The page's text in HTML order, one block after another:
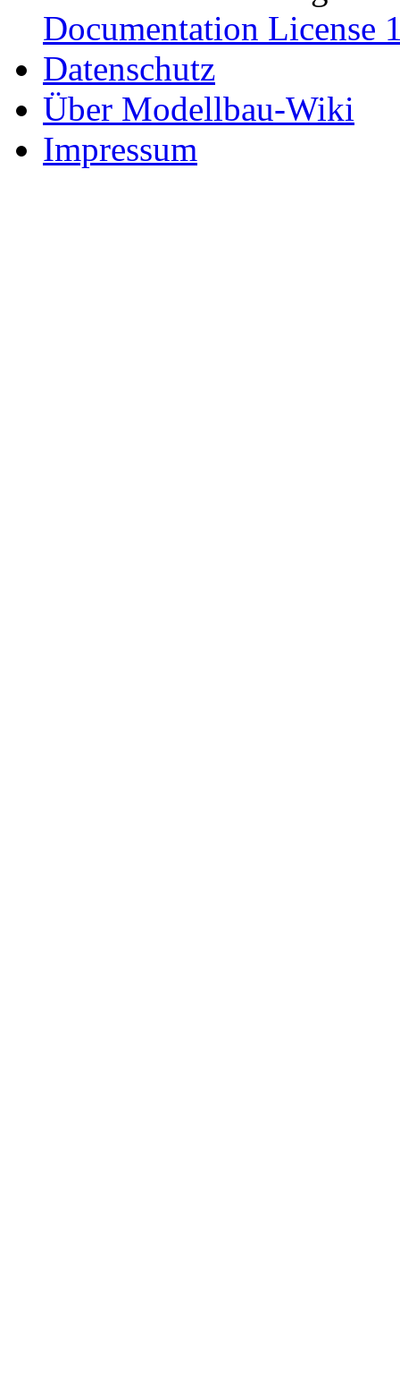
Documentation License
Datenschutz
Über Modellbau-Wiki
Impressum